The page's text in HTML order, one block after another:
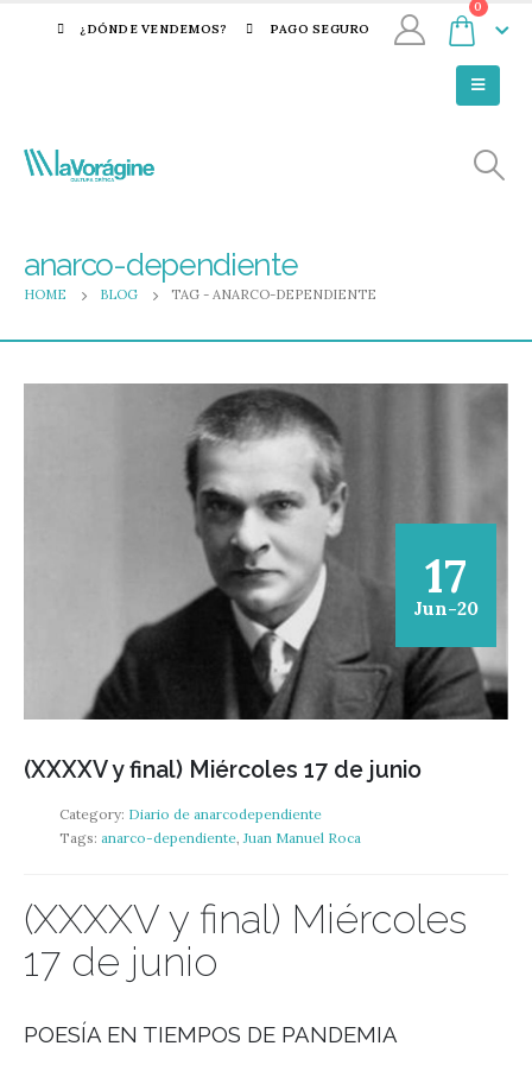
¿DÓNDE VENDEMOS? PAGO SEGURO
0
anarco-dependiente
HOME BLOG TAG - ANARCO-DEPENDIENTE
17
Jun-20
(XXXXV y final) Miércoles 17 de junio
Category: Diario de anarcodependiente
Tags: anarco-dependiente Juan Manuel Roca
(XXXXV y final) Miércoles
17 de junio
POESÍA EN TIEMPOS DE PANDEMIA